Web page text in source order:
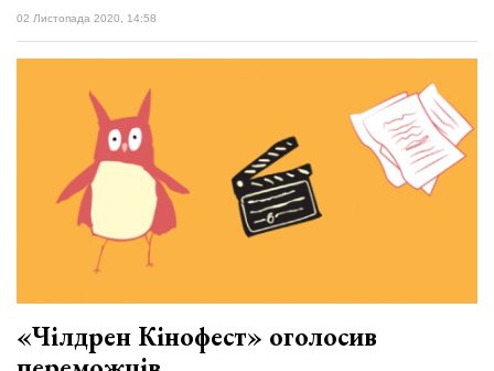
02 Листопада 2020, 14:58
«Чілдрен Кінофест» оголосив